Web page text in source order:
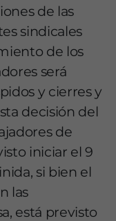
de las
sindicales
de los
será
y cierres y
decisión del
de
iniciar el 9
si bien el
las
está previsto